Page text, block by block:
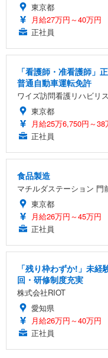
東京都
月給27万円～40万円
正社員
「看護師・准看護師」
普通自動車運転免許
ワイズ訪問看護リハビリ
東京都
月給25万6,750円～38
正社員
食品製造
マチルダステーション 門
東京都
月給26万円～45万円
正社員
「残り枠わずか!」未
回・研修制度充実
株式会社RIOT
愛知県
月給26万円～40万円
正社員